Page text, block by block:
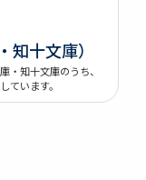
十文庫）
・知十文庫のうち、
ています。